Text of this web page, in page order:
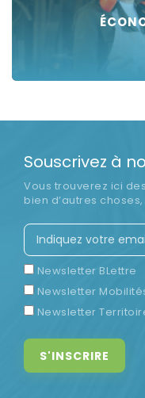
Souscrivez à
Vous trouverez ici
bien d’autres
Newsletter BLettre
Newsletter
Newsletter